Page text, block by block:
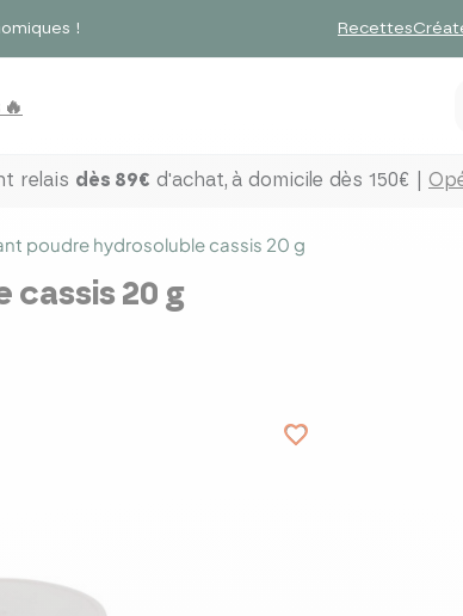
! Recettes
relais dès 89€ d'achat, à domicile dès 150€ |
poudre hydrosoluble cassis 20 g
20 g
favorite_border